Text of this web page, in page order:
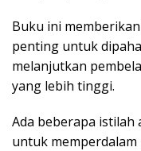
Buku ini
penting untuk
melanjutkan
yang lebih tinggi.
Ada beberapa istilah
untuk